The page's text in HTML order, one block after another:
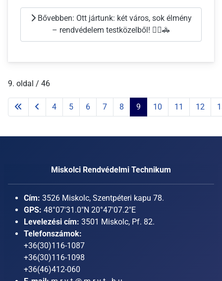
Bővebben: Ott jártunk: két város, sok élmény
– rendvédelem testközelből! 👮‍♀️🚓
9. oldal / 46
4 5 6 7 8 9 10 11 12
Miskolci Rendvédelmi Technikum
Cím: 3526 Miskolc, Szentpéteri kapu 78.
GPS: 48°07'31.0"N 20°47'07.2"E
Levelezési cím: 3501 Miskolc, Pf. 82.
Telefonszámok:
+36(30)116-1087
+36(30)116-1098
+36(46)412-060